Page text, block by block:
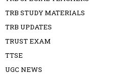
TRB STUDY MATERIALS
TRB UPDATES
TRUST EXAM
TTSE
UGC NEWS